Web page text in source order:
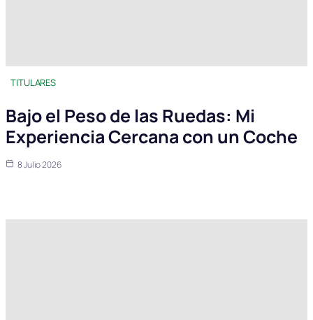
TITULARES
Bajo el Peso de las Ruedas: Mi
Experiencia Cercana con un Coche
8 Julio 2026